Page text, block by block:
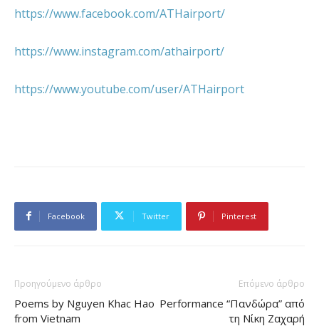
https://www.facebook.com/ATHairport/
https://www.instagram.com/athairport/
https://www.youtube.com/user/ATHairport
Facebook Twitter Pinterest
Προηγούμενο άρθρο
Poems by Nguyen Khac Hao
from Vietnam
Επόμενο άρθρο
Performance “Πανδώρα” από
τη Νίκη Ζαχαρή